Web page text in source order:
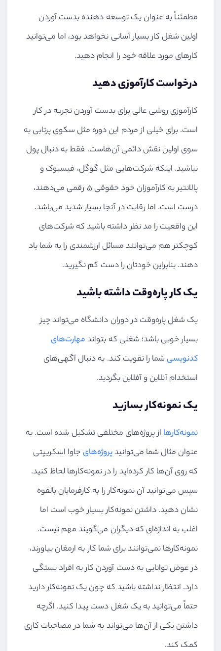
مطمئناً به عنوان یک توسعه دهنده بدست آوردن
اولین شغل کار بسیار آسانی نخواهد بود، اما می‌توانید
کارهای مورد علاقه خود را انجام دهید.
درخواست کارآموزی دهید
کارآموزی روشی عالی برای بدست آوردن تجربه در کار
است. برای خیلی از مردم این دوره مثل سکوی پرتابی به
سوی اولین نقش دائمی آن‌هاست. فقط به دنبال پول
نباشید. اینکه شرکت‌هایی مثل گوگل، فیسبوک و
پالانتیر به کارآموزان خود حقوقی ۵ رقمی می‌دهند،
درست است. اما رقابت در آنجا بسیار شدید می‌باشد.
این واقعیت را مد نظر داشته باشید که شرکت‌های
کوچکتر هم می‌توانند مسائل ارزشمندی را به شما یاد
دهند. بنابراین خودتان را دست کم نگیرید.
یک کار پاره‌وقت داشته باشید
یک شغل پاره‌وقت در دوران دانشگاه می‌تواند چیز
بسیار خوبی باشد؛ شغلی که بتواندمهارت‌های
کدنویسیشما را تقویت کند. به دنبال آگهی‌های
استخدام آنلاین و آفلاین بگردید.
یک نمونه‌کار بسازید
نمونه‌کارها از پروژه‌های مختلفی تشکیل شده است. به
عنوان مثال شما می‌توانیدپروژه‌های جاوا اسکریپتی
که روی آن‌ها کار کرده‌اید را در نمونه‌کارها لحاظ کنید.
سپس می‌توانید آن نمونه‌کار را به کارفرمایان بالقوه
نشان دهید. داشتن نمونه‌کار بسیار خوب است اما
اغلب به اندازه‌ای که دیگران می‌گویند مهم نیست.
نمونه‌کارها نمی‌توانند برای شما کار به ارمغان بیاورند،
در عوض توانایی به دست آوردن کار به افراد بستگی
دارد. انتظار نداشته باشید که چون یک نمونه‌کار دارید
حتماً می‌توانید به یک شغل دست پیدا کنید. اگرچه
داشتن یکی از آن‌ها می‌تواند به شما در مصاحبات کاری
کمک کند.